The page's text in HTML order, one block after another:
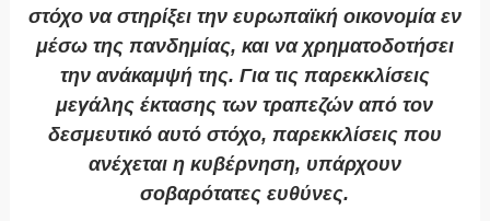
στόχο να στηρίξει την ευρωπαϊκή οικονομία εν
μέσω της πανδημίας, και να χρηματοδοτήσει
την ανάκαμψή της. Για τις παρεκκλίσεις
μεγάλης έκτασης των τραπεζών από τον
δεσμευτικό αυτό στόχο, παρεκκλίσεις που
ανέχεται η κυβέρνηση, υπάρχουν
σοβαρότατες ευθύνες.